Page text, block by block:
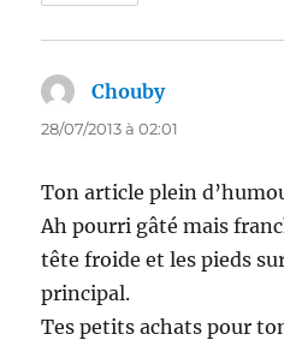
Choubydit :
28/07/2013 à 02:01
Ton article plein
Ah pourri gâté mais
tête froide et les pieds
principal.
Tes petits achats pour